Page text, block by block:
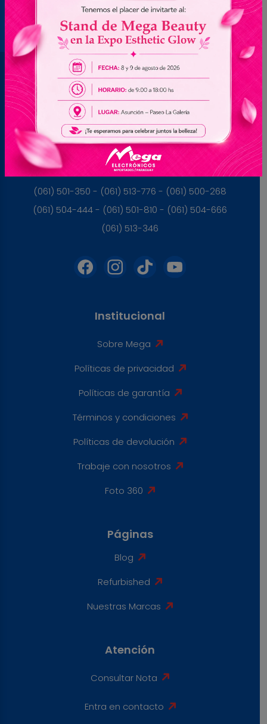
Brasil
(045) 3528-9053 - (045) 3528-8462
(045) 3025-7072 - (045) 3025-7736
(045) 3025-7713
Paraguay
(061) 501-350 - (061) 513-776 - (061) 500-268
(061) 504-444 - (061) 501-810 - (061) 504-666
(061) 513-346
Institucional
Sobre Mega
Políticas de privacidad
Políticas de garantía
Términos y condiciones
Políticas de devolución
Trabaje con nosotros
Foto 360
Páginas
Blog
Refurbished
Nuestras Marcas
Atención
Consultar Nota
Entra en contacto